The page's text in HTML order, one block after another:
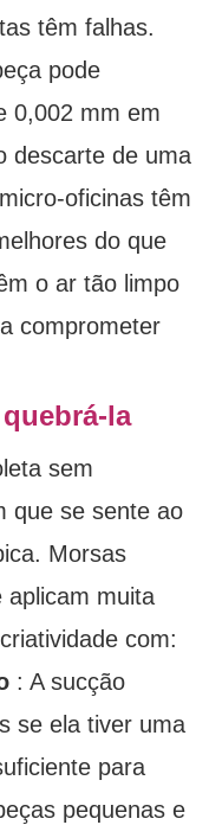
têm falhas.
pode
0,002 mm em
descarte de uma
oficinas têm
do que
o ar tão limpo
comprometer
la
sem
que se sente ao
Morsas
aplicam muita
com:
: A sucção
se ela tiver uma
para
pequenas e